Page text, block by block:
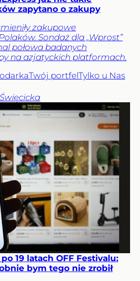
zapytano o zakupy
zakupowe
Sondaż dla „Wprost”
połowa badanych
na azjatyckich platformach.
Twój portfelTylko u Nas
Święcicka
19 latach OFF Festivalu:
bym tego nie zrobił